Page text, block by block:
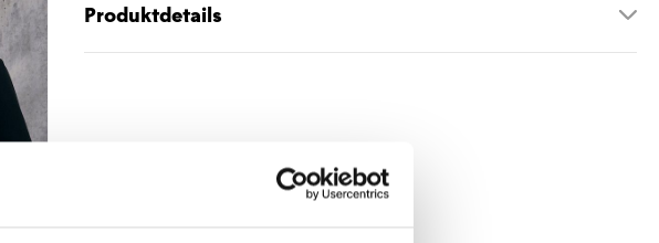
Produktdetails